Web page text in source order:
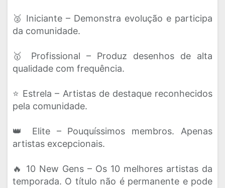
🥈 Iniciante – Demonstra evolução e participa
da comunidade.
🥇 Profissional – Produz desenhos de alta
qualidade com frequência.
⭐ Estrela – Artistas de destaque reconhecidos
pela comunidade.
👑 Elite – Pouquíssimos membros. Apenas
artistas excepcionais.
🔥 10 New Gens – Os 10 melhores artistas da
temporada. O título não é permanente e pode